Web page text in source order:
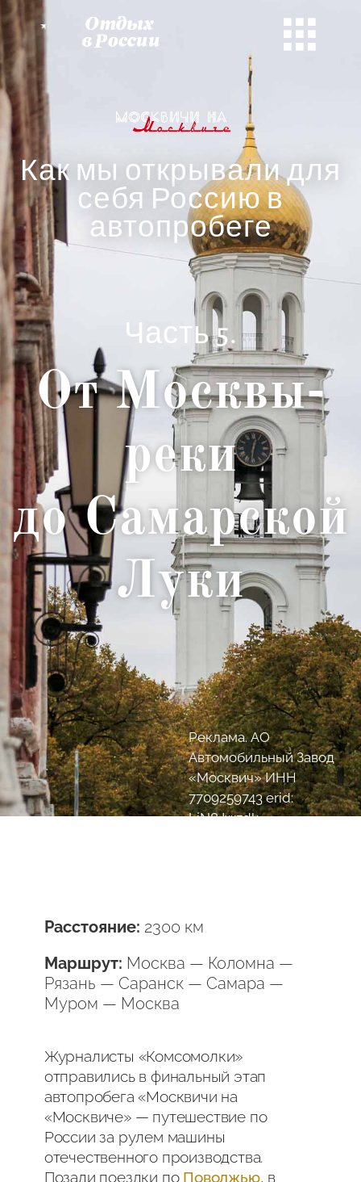
Как мы открывали для
себя Россию в
автопробеге
Часть 5.
От Москвы-
реки
до Самарской
Луки
Реклама. АО
Автомобильный Завод
«Москвич» ИНН
7709259743 erid:
LjN8Jwzdk
Расстояние: 2300 км
Маршрут: Москва — Коломна —
Рязань — Саранск — Самара —
Муром — Москва
Журналисты «Комсомолки»
отправились в финальный этап
автопробега «Москвичи на
«Москвиче» — путешествие по
России за рулем машины
отечественного производства.
Позади поездки по Поволжью, в